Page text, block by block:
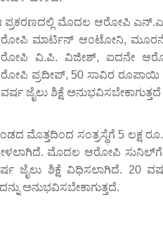
ಪ್ರಕರಣದಲ್ಲಿ ಮೊದಲ ಆರೋಪಿ
ಮಾರ್ಟಿನ್ ಆಂಟೋನಿ,
ವಿ.ಪಿ. ವಿಜೀಶ್, ಐದನೇ
ಪ್ರದೀಪ್, 50 ಸಾವಿರ ರೂಪಾಯಿ
ಜೈಲು ಶಿಕ್ಷೆ
ಮೊತ್ತದಿಂದ ಸಂತ್ರಸ್ಥೆಗೆ 5 ಲಕ್ಷ
ಮೊದಲ ಆರೋಪಿ
ಜೈಲು ಶಿಕ್ಷೆ ವಿಧಿಸಲಾಗಿದೆ. 20
ಅನುಭವಿಸಬೇಕಾಗುತ್ತದೆ.